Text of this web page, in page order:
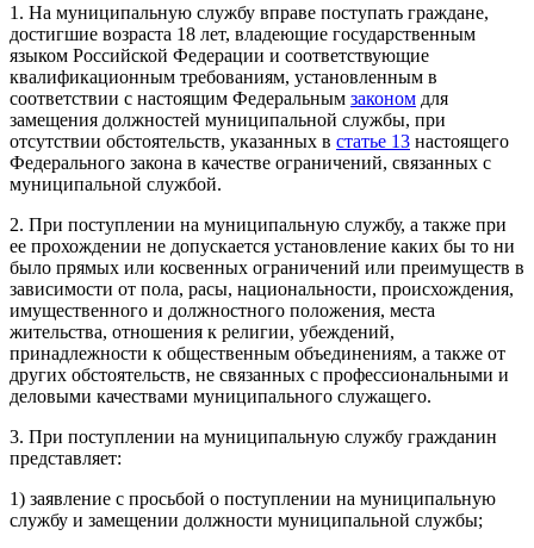
1. На муниципальную службу вправе поступать граждане,
достигшие возраста 18 лет, владеющие государственным
языком Российской Федерации и соответствующие
квалификационным требованиям, установленным в
соответствии с настоящим Федеральным законом для
замещения должностей муниципальной службы, при
отсутствии обстоятельств, указанных в статье 13 настоящего
Федерального закона в качестве ограничений, связанных с
муниципальной службой.
2. При поступлении на муниципальную службу, а также при
ее прохождении не допускается установление каких бы то ни
было прямых или косвенных ограничений или преимуществ в
зависимости от пола, расы, национальности, происхождения,
имущественного и должностного положения, места
жительства, отношения к религии, убеждений,
принадлежности к общественным объединениям, а также от
других обстоятельств, не связанных с профессиональными и
деловыми качествами муниципального служащего.
3. При поступлении на муниципальную службу гражданин
представляет:
1) заявление с просьбой о поступлении на муниципальную
службу и замещении должности муниципальной службы;